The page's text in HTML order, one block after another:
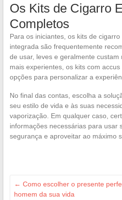
Os Kits de Cigarro
Completos
Para os iniciantes, os kits de
integrada são frequentemente
de usar, leves e geralmente
mais experientes, os kits com
opções para personalizar a
No final das contas, escolha a
seu estilo de vida e às suas
vaporização. Em qualquer caso,
informações necessárias para usar
segurança e aproveitar ao máximo
← Como escolher o presente
homem da sua vida